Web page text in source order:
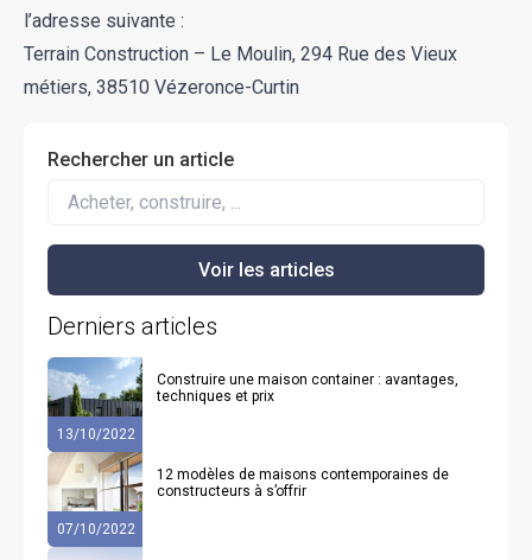
l’adresse suivante :
Terrain Construction – Le Moulin, 294 Rue des Vieux
métiers, 38510 Vézeronce-Curtin
Rechercher un article
Derniers articles
13/10/2022
Construire une maison container : avantages,
techniques et prix
07/10/2022
12 modèles de maisons contemporaines de
constructeurs à s’offrir